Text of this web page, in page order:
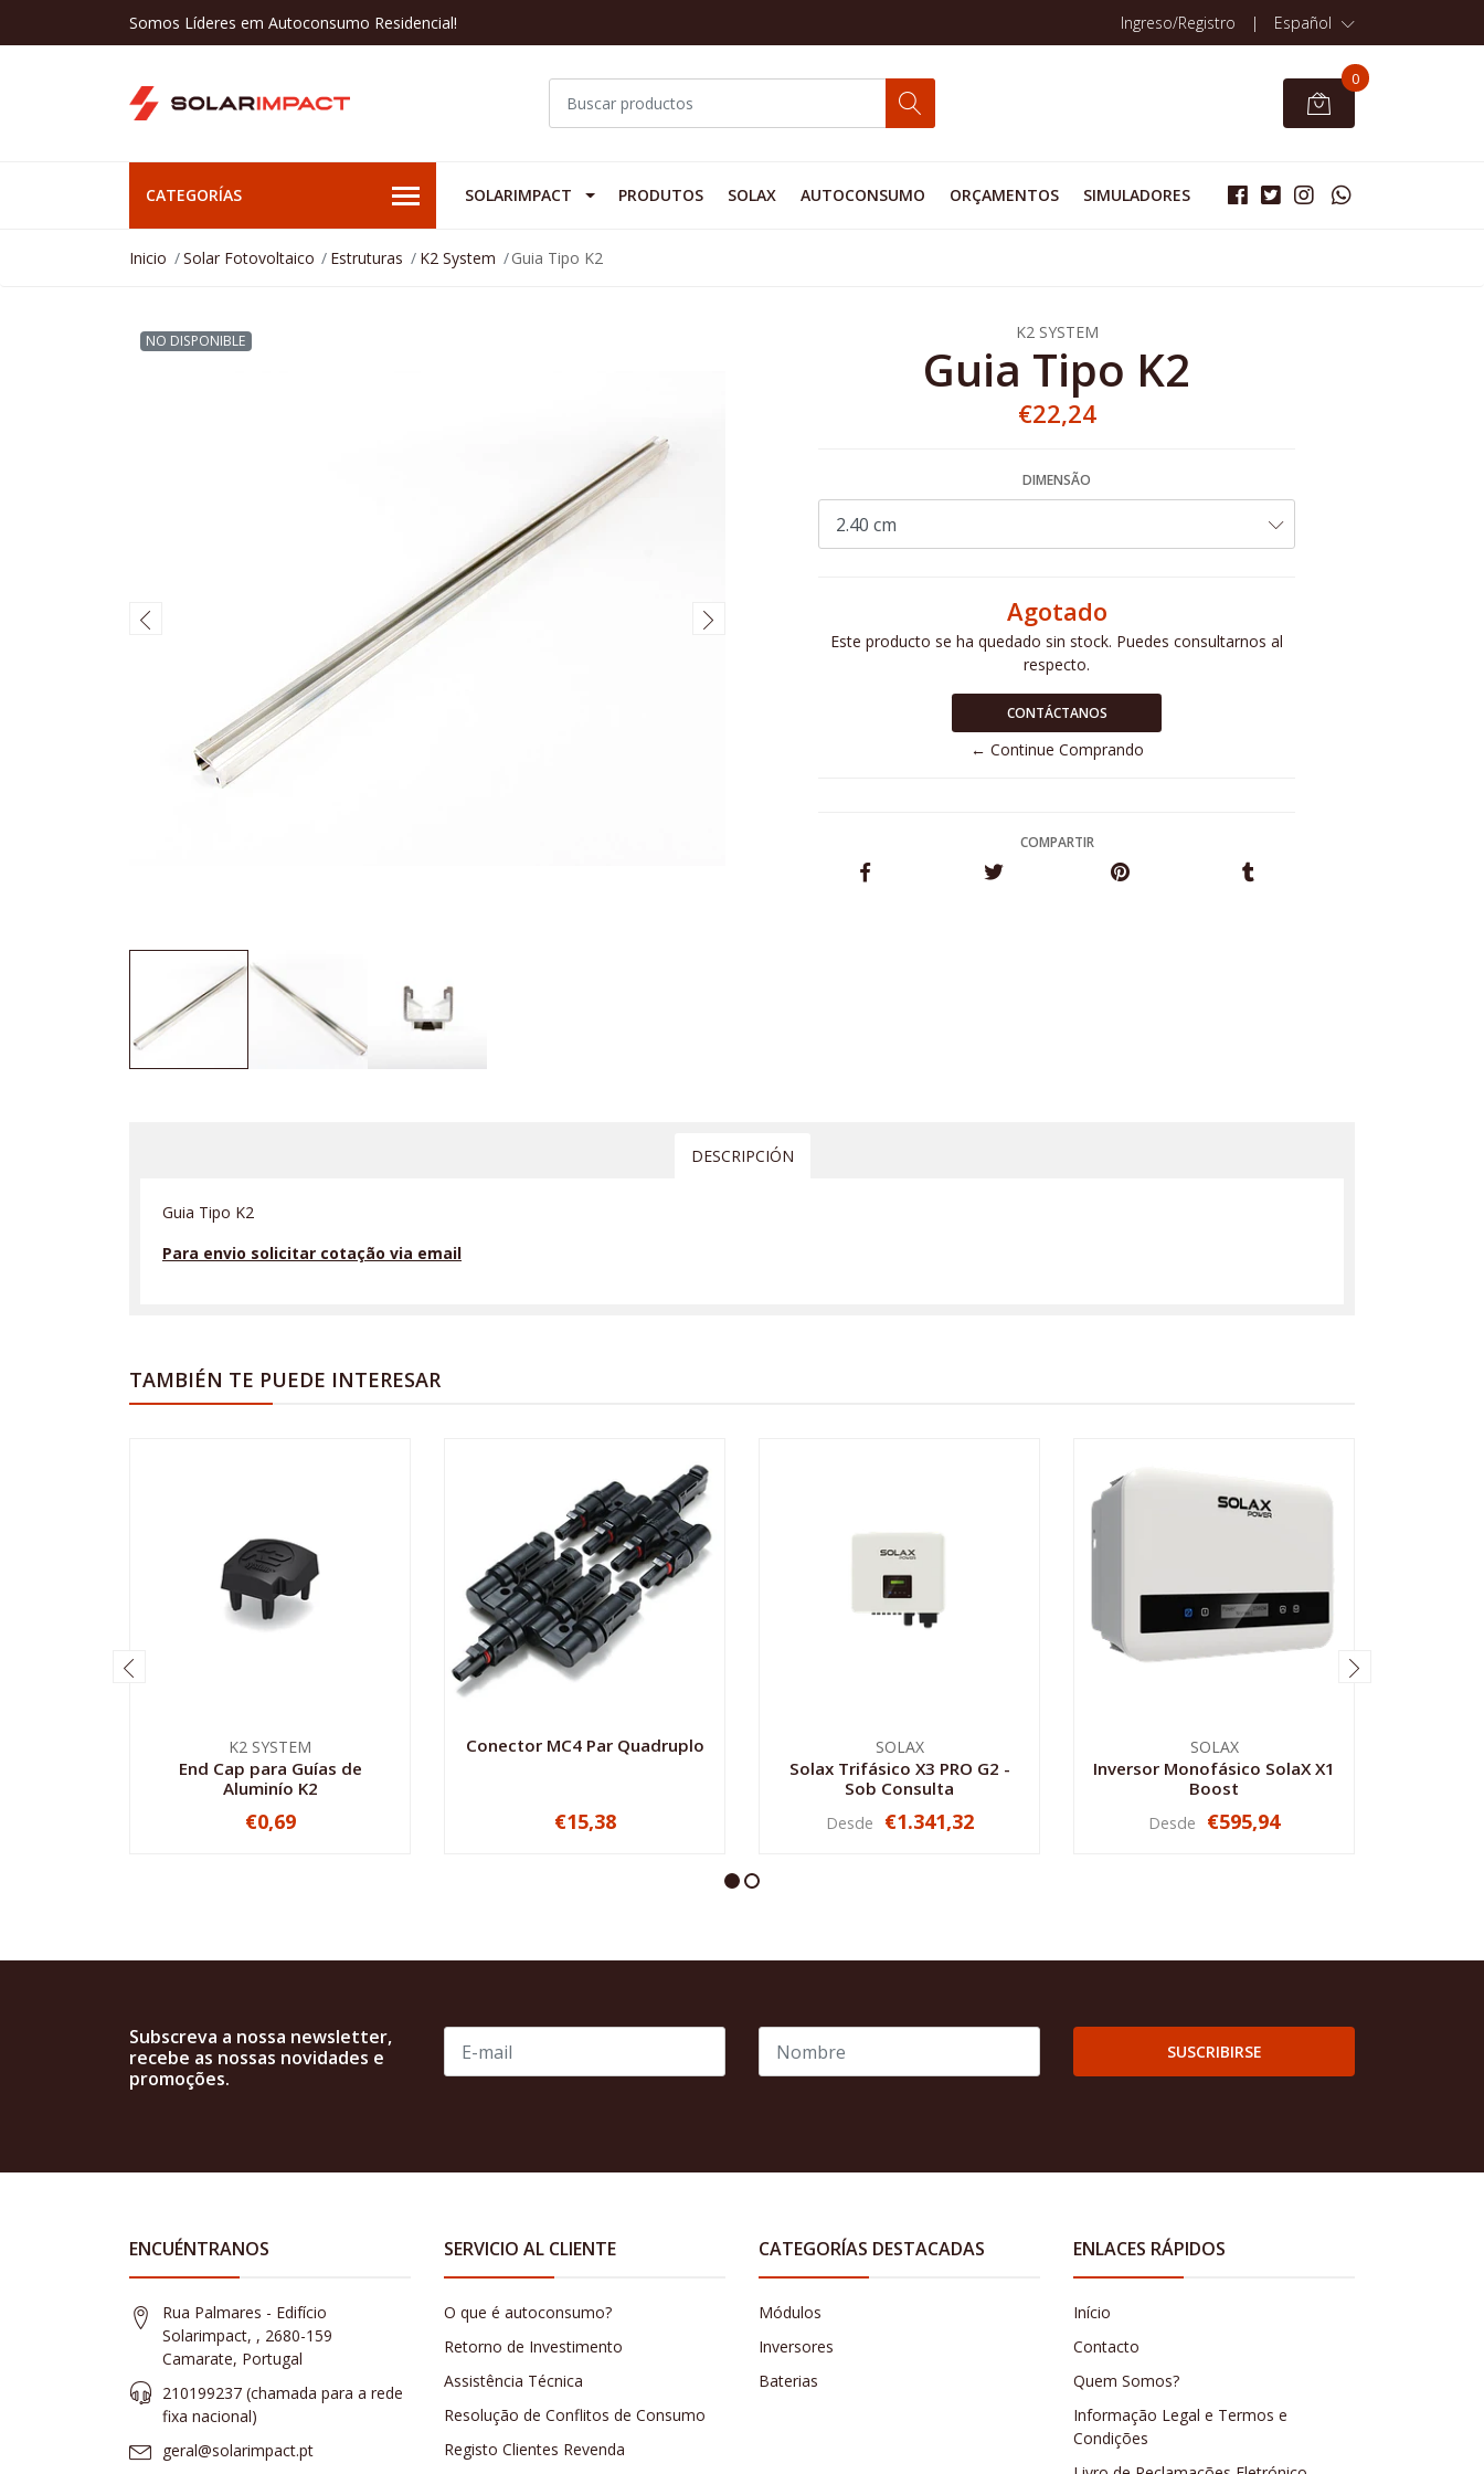
Somos Líderes em Autoconsumo Residencial! Ingreso/Registro | Español
0
CATEGORÍAS SOLARIMPACT PRODUTOS SOLAX AUTOCONSUMO ORÇAMENTOS SIMULADORES
Inicio Solar Fotovoltaico Estruturas K2 System Guia Tipo K2
NO DISPONIBLE K2 SYSTEM
Guia Tipo K2
€22,24
DIMENSÃO
Agotado
Este producto se ha quedado sin stock. Puedes consultarnos al
respecto.
CONTÁCTANOS
← Continue Comprando
COMPARTIR
DESCRIPCIÓN
Guia Tipo K2
Para envio solicitar cotação via email
TAMBIÉN TE PUEDE INTERESAR
K2 SYSTEM
End Cap para Guías de
Aluminío K2
+
€0,69
Conector MC4 Par Quadruplo
+
€15,38
SOLAX
Solax Trifásico X3 PRO G2 -
Sob Consulta
VER OPCIONES
Desde €1.341,32
SOLAX
Inversor Monofásico SolaX X1
Boost
VER OPCIONES
Desde €595,94
Subscreva a nossa newsletter,
recebe as nossas novidades e
promoções.
SUSCRIBIRSE
ENCUÉNTRANOS
Rua Palmares - Edifício
Solarimpact, , 2680-159
Camarate, Portugal
210199237 (​chamada para a rede
fixa nacional)
geral@solarimpact.pt
SERVICIO AL CLIENTE
O que é autoconsumo?
Retorno de Investimento
Assistência Técnica
Resolução de Conflitos de Consumo
Registo Clientes Revenda
CATEGORÍAS DESTACADAS
Módulos
Inversores
Baterias
ENLACES RÁPIDOS
Início
Contacto
Quem Somos?
Informação Legal e Termos e
Condições